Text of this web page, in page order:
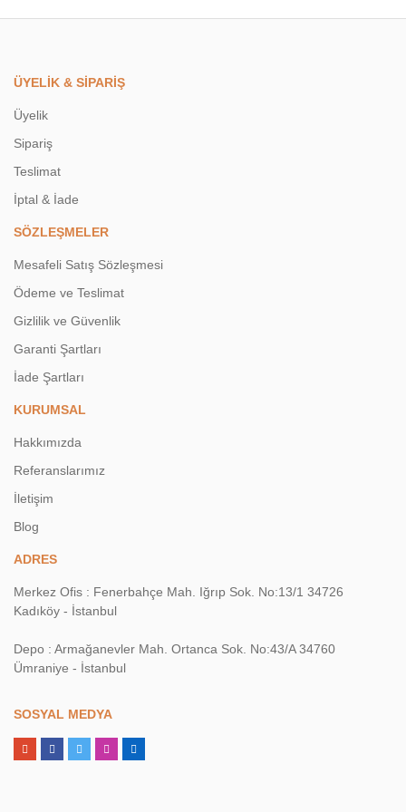
ÜYELİK & SİPARİŞ
Üyelik
Sipariş
Teslimat
İptal & İade
SÖZLEŞMELER
Mesafeli Satış Sözleşmesi
Ödeme ve Teslimat
Gizlilik ve Güvenlik
Garanti Şartları
İade Şartları
KURUMSAL
Hakkımızda
Referanslarımız
İletişim
Blog
ADRES
Merkez Ofis : Fenerbahçe Mah. Iğrıp Sok. No:13/1 34726
Kadıköy - İstanbul
Depo : Armağanevler Mah. Ortanca Sok. No:43/A 34760
Ümraniye - İstanbul
SOSYAL MEDYA